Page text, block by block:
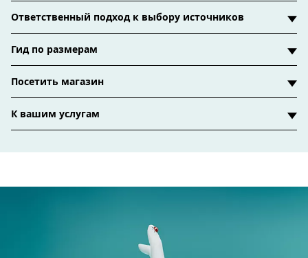
Ответственный подход к выбору источников
Гид по размерам
Посетить магазин
К вашим услугам